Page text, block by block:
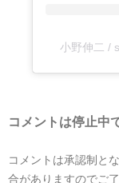
小野伸二 /
コメントは停止中
コメントは承認制と
合がありますのでご